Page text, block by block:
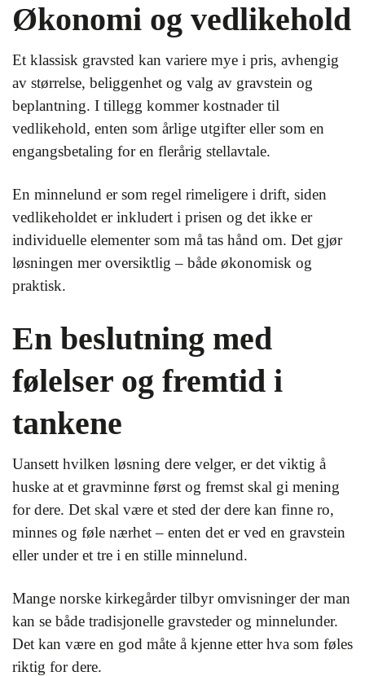
Økonomi og vedlikehold
Et klassisk gravsted kan variere mye i pris, avhengig
av størrelse, beliggenhet og valg av gravstein og
beplantning. I tillegg kommer kostnader til
vedlikehold, enten som årlige utgifter eller som en
engangsbetaling for en flerårig stellavtale.
En minnelund er som regel rimeligere i drift, siden
vedlikeholdet er inkludert i prisen og det ikke er
individuelle elementer som må tas hånd om. Det gjør
løsningen mer oversiktlig – både økonomisk og
praktisk.
En beslutning med
følelser og fremtid i
tankene
Uansett hvilken løsning dere velger, er det viktig å
huske at et gravminne først og fremst skal gi mening
for dere. Det skal være et sted der dere kan finne ro,
minnes og føle nærhet – enten det er ved en gravstein
eller under et tre i en stille minnelund.
Mange norske kirkegårder tilbyr omvisninger der man
kan se både tradisjonelle gravsteder og minnelunder.
Det kan være en god måte å kjenne etter hva som føles
riktig for dere.